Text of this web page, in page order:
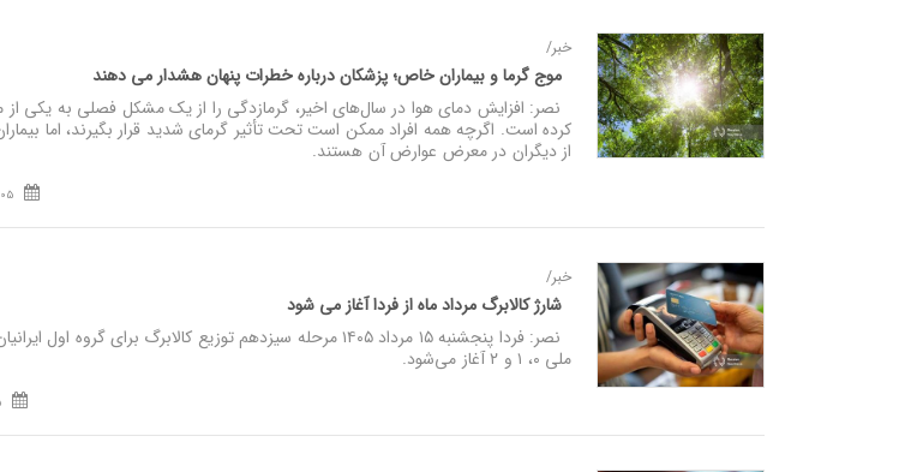
خبر/
موج گرما و بیماران خاص؛ پزشکان درباره خطرات پنهان هشدار می‌ دهند
نصر: افزایش دمای هوا در سال‌های اخیر، گرمازدگی را از یک مشکل فصلی به یکی
کرده است. اگرچه همه افراد ممکن است تحت تأثیر گرمای شدید قرار بگیرند، اما
از دیگران در معرض عوارض آن هستند.
05 مرداد 14
خبر/
شارژ کالابرگ مرداد ماه از فردا آغاز می‌ شود
نصر: فردا پنجشنبه ۱۵ مرداد ۱۴۰۵ مرحله سیزدهم توزیع کالابرگ برای
ملی ۰، ۱ و ۲ آغاز می‌شود.